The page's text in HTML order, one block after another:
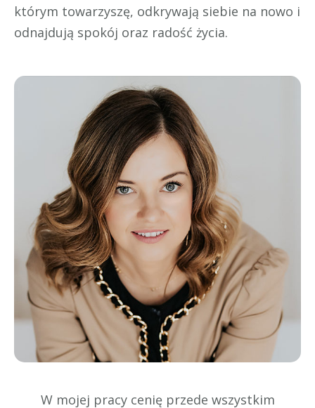
którym towarzyszę, odkrywają siebie na nowo i
odnajdują spokój oraz radość życia.
W mojej pracy cenię przede wszystkim